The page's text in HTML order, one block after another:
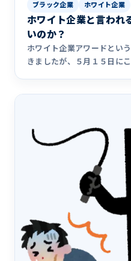
ブラック企業 ホワイト企業
ホワイト企業と言われ
いのか？
ホワイト企業アワードとい
きましたが、５月１５日に